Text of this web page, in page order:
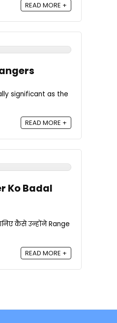
READ MORE +
significant as the
READ MORE +
Ko Badal
कैसे उन्होंने Range
READ MORE +